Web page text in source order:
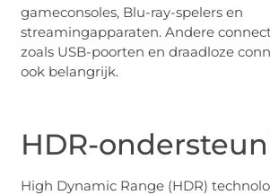
gameconsoles, Blu-ray-spelers en
streamingapparaten. Andere
zoals USB-poorten en draadloze
ook belangrijk.
HDR-
High Dynamic Range (HDR)